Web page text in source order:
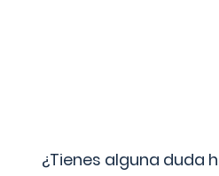
¿Tienes alguna